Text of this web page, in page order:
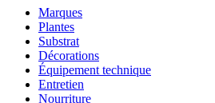
Marques
Plantes
Substrat
Décorations
Équipement technique
Entretien
Nourriture